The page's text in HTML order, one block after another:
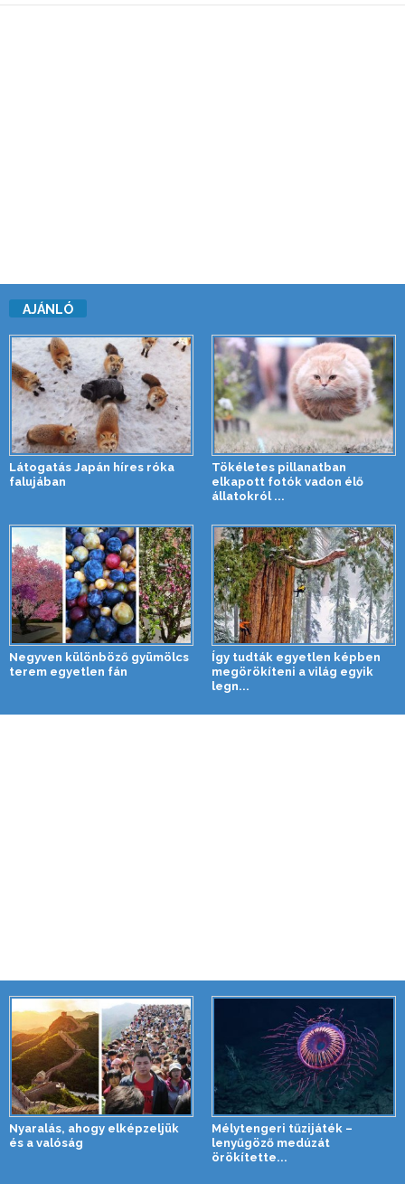
AJÁNLÓ
Látogatás Japán híres róka
falujában
Tökéletes pillanatban
elkapott fotók vadon élő
állatokról ...
Negyven különböző gyümölcs
terem egyetlen fán
Így tudták egyetlen képben
megörökíteni a világ egyik
legn...
Nyaralás, ahogy elképzeljük
és a valóság
Mélytengeri tűzijáték –
lenyűgöző medúzát
örökítette...